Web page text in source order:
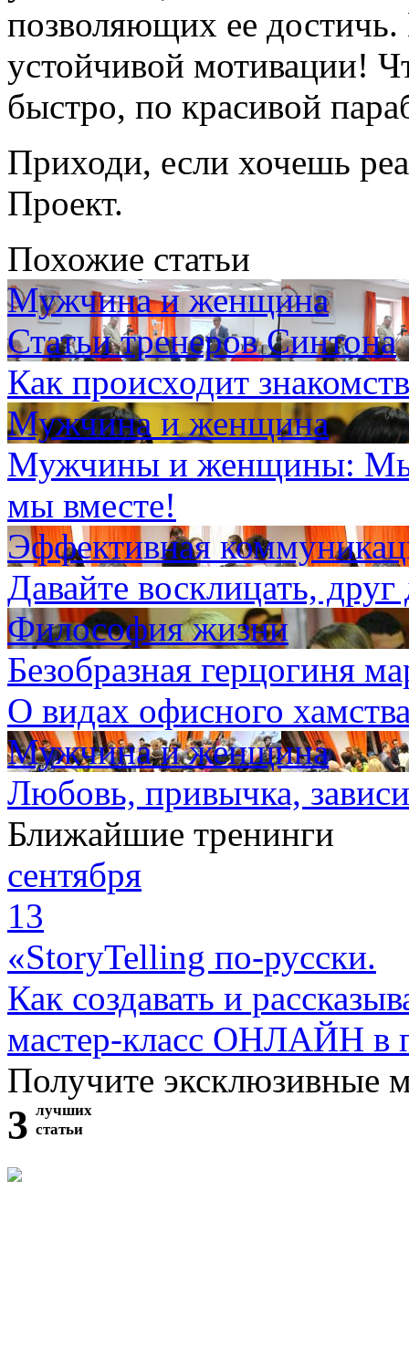
позволяющих ее
устойчивой мотивации!
быстро, по красивой
Приходи, если хочешь
Проект.
Похожие статьи
Мужчина и женщина
Статьи тренеров Синтона
Как происходит
Мужчина и женщина
Мужчины и женщины: Мы
мы вместе!
Эффективная
Давайте восклицать,
Философия жизни
Безобразная герцогиня
О видах офисного
Мужчина и женщина
Любовь, привычка,
Ближайшие тренинги
сентября
13
«StoryTelling по-русски.
Как создавать и
мастер-класс ОНЛАЙН в
Получите эксклюзивные
3 лучших
статьи